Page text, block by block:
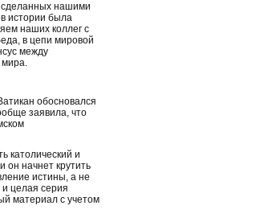
сделанных нашими
истории была
наших коллег с
в цепи мировой
между
мира.
обосновался
заявила, что
католический и
он начнет крутить
истины, а не
целая серия
материал с учетом